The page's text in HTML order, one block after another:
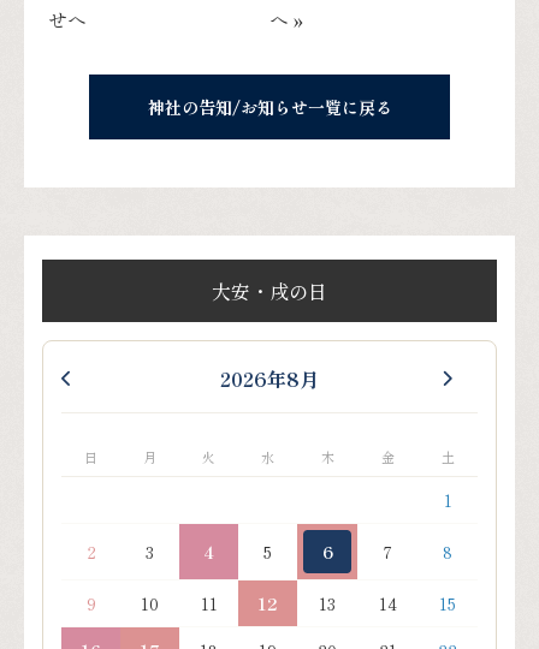
せへ
へ »
神社の告知/お知らせ一覧に戻る
大安・戌の日
2026年8月
日 月 火 水 木 金 土
1
2 3 4 5 6 7 8
9 10 11 12 13 14
15